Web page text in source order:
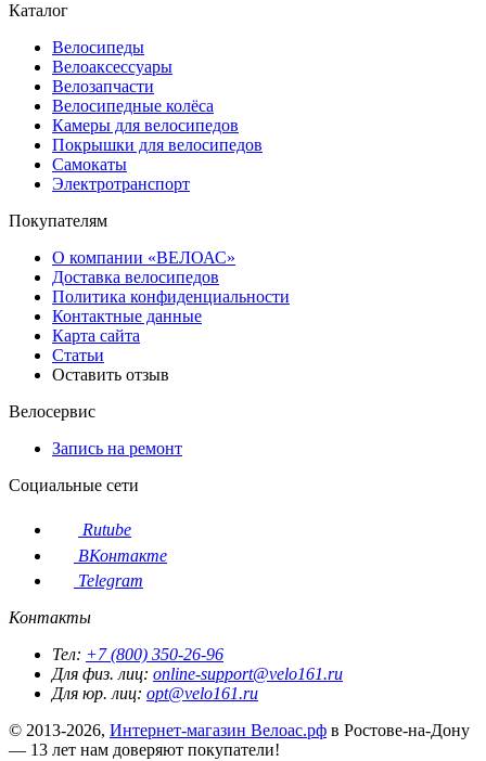
Каталог
Велосипеды
Велоаксессуары
Велозапчасти
Велосипедные колёса
Камеры для велосипедов
Покрышки для велосипедов
Самокаты
Электротранспорт
Покупателям
О компании «ВЕЛОАС»
Доставка велосипедов
Политика конфиденциальности
Контактные данные
Карта сайта
Статьи
Оставить отзыв
Велосервис
Запись на ремонт
Социальные сети
Rutube
ВКонтакте
Telegram
Контакты
Тел: +7 (800) 350-26-96
Для физ. лиц: online-support@velo161.ru
Для юр. лиц: opt@velo161.ru
© 2013-2026, Интернет-магазин Велоас.рф в Ростове-на-Дону
— 13 лет нам доверяют покупатели!